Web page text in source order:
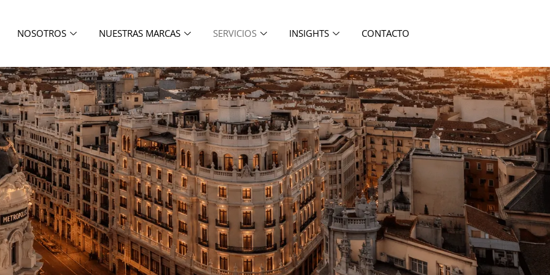
NOSOTROS NUESTRAS MARCAS SERVICIOS INSIGHTS CONTACTO